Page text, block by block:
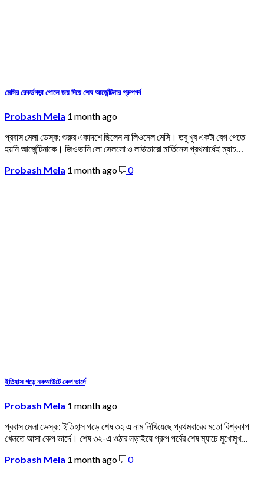
মেসির রেকর্ডগড়া গোলে জয় দিয়ে শেষ আর্জেন্টিনার গ্রুপপর্ব
Probash Mela 1 month ago
প্রবাস মেলা ডেস্ক: শুরুর একাদশে ছিলেন না লিওনেল মেসি। তবু খুব একটা বেগ পেতে
হয়নি আর্জেন্টিনাকে। জিওভানি লো সেলসো ও লাউতারো মার্তিনেস প্রথমার্ধেই ম্যাচ…
Probash Mela 1 month ago 0
ইতিহাস গড়ে নকআউটে কেপ ভার্দে
Probash Mela 1 month ago
প্রবাস মেলা ডেস্ক: ইতিহাস গড়ে শেষ ৩২ এ নাম লিখিয়েছে প্রথমবারের মতো বিশ্বকাপ
খেলতে আসা কেপ ভার্দে। শেষ ৩২-এ ওঠার লড়াইয়ে গ্রুপ পর্বের শেষ ম্যাচে মুখোমুখ…
Probash Mela 1 month ago 0